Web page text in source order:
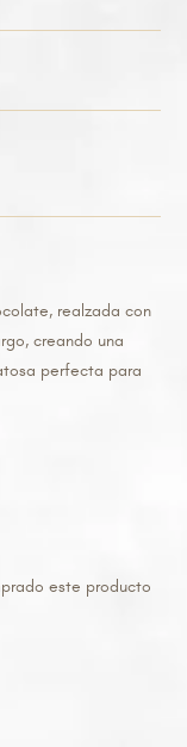
realzada con
creando una
perfecta para
este producto